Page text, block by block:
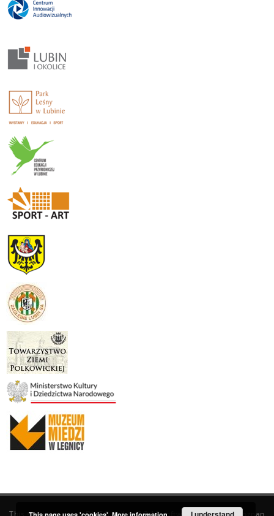
This service runs onDInGO dLibra 6.3.19software created by Poznan